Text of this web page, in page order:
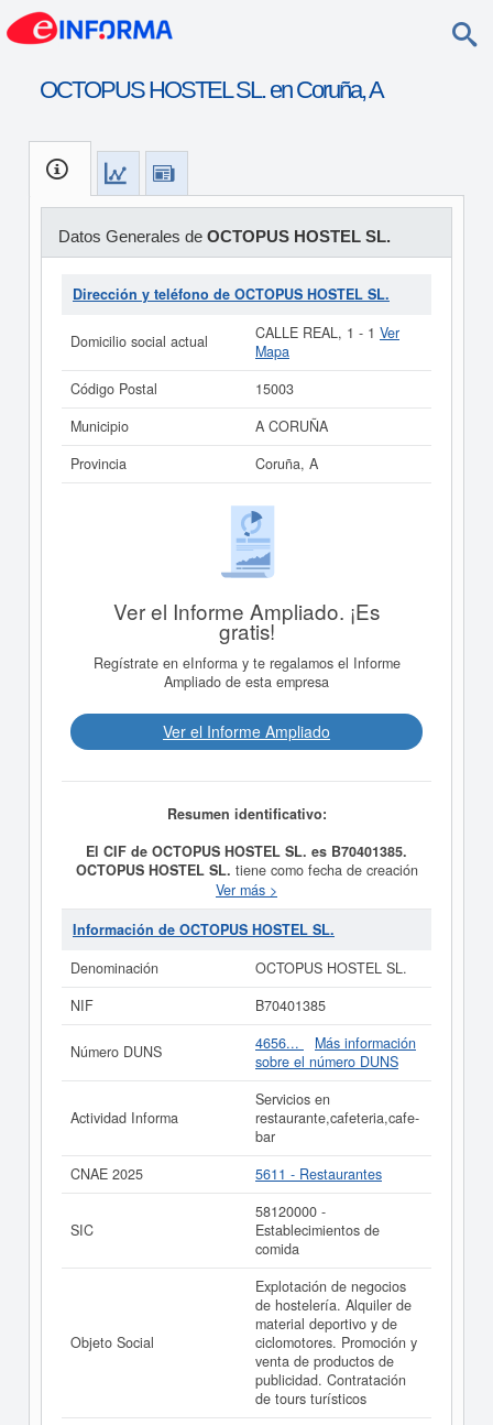
OCTOPUS HOSTEL SL. en Coruña, A
Datos Generales de OCTOPUS HOSTEL SL.
Dirección y teléfono de OCTOPUS HOSTEL SL.
Domicilio social actual CALLE REAL, 1 - 1 Ver
Mapa
Código Postal
15003
Municipio
A CORUÑA
Provincia
Coruña, A
Ver el Informe Ampliado. ¡Es
gratis!
Regístrate en eInforma y te regalamos el Informe
Ampliado de esta empresa
Ver el Informe Ampliado
Resumen identificativo:
El CIF de OCTOPUS HOSTEL SL. es B70401385.
OCTOPUS HOSTEL SL. tiene como fecha de creación
el día 07/02/2014 y su meta es Explotación de negocios
de hostelería. Alquiler de material deportivo y de
ciclomotores. Promoción y venta de productos de
dentro de la categoría del CNAE 5611 - Restaurantes.
58120000, correspondiente a la actividad de
ficha ha sido el 08/10/2015. La ficha se ha consultado
hasta 5 veces. Para documentarse que tipo de
subvenciones puede solicitar esta empresa y otras
parecidas puede hacerlo aquí. El capital social en la que
esta empresa está situada es aproximadamente de 0 a
3.100 €. En el Registro Mercantil de Coruña, A aparece
el BORME.
OCTOPUS HOSTEL SL. puedeacceder inmediatamente
a este Informe ampliado
de OCTOPUS HOSTEL SL. y
consultar los resultados de sus años de actividad, así
como los balances y cuentas de resultados disponibles.
La última actualización del informe de empresa se ha
realizado el 20/02/2025.
Ver más >
Información de OCTOPUS HOSTEL SL.
Denominación
OCTOPUS HOSTEL SL.
NIF
B70401385
Número DUNS 4656...
Más información
sobre el número DUNS
Actividad Informa
Servicios en
restaurante,cafeteria,cafe-
bar
CNAE 2025
5611 - Restaurantes
SIC
58120000 -
Establecimientos de
comida
Objeto Social
Explotación de negocios
de hostelería. Alquiler de
material deportivo y de
ciclomotores. Promoción y
venta de productos de
publicidad. Contratación
de tours turísticos